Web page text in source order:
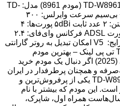
مشخصات مودم تی‌پی‌لینک TD-W8961N (مودم 8961) مدل: TD-
W8961N نوع مودم: ADSL2+ بی‌سیم سرعت وایرلس: ۳۰۰
مگابیت بر ثانیه (N300) تعداد آنتن: ۲ عدد ثابت ۵dBi پورت‌ها: ۴
پورت LAN 100 مگابیتی + ۱ پورت ADSL فرکانس وای‌فای: ۲.۴
گیگاهرتز نسخه سخت‌افزاری رایج: V5 امکان تبدیل به روتر گارانتی
اصلی خرید مودم TD-W8961N تی پی لینک – بهترین مودم
ADSL2+ بی‌سیم ۳۰۰ مگابیتی (2025) اگر دنبال یک مودم خرید
و همچنان پرطرفدار در ایران
هستید، مودم تی پی لینک TD-W8961N یکی از پرفروش‌ترین و
است. این مودم که بیشتر با نام
سال‌هاست همراه اول، شاپرک،